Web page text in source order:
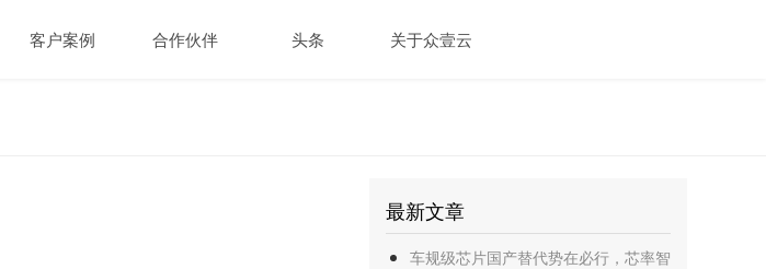
企业主数据管理平台
客户案例 合作伙伴 头条 关于众壹云
最新文章
车规级芯片国产替代势在必行，芯率智